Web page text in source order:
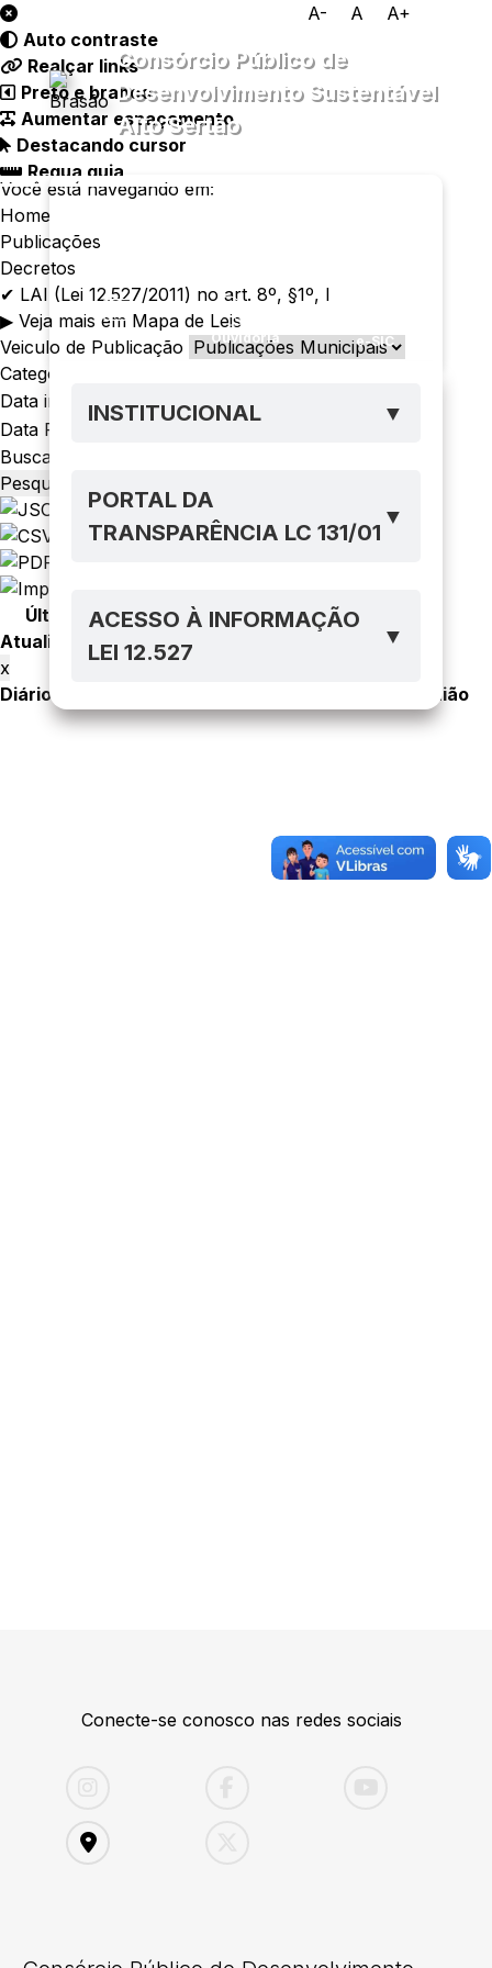
A- A A+
Consórcio Público de
Desenvolvimento Sustentável
Alto Sertão
Menu
Ouvidoria e-SIC
INSTITUCIONAL ▼
PORTAL DA
TRANSPARÊNCIA LC 131/01
▼
ACESSO À INFORMAÇÃO
LEI 12.527
▼
Auto contraste
Realçar links
Preto e branco
Aumentar espaçamento
Destacando cursor
Regua guia
Você está navegando em:
Home
Publicações
Decretos
✔ LAI (Lei 12.527/2011) no art. 8º, §1º, I
▶ Veja mais em Mapa de Leis
Veiculo de Publicação
Categoria
Data inícial
Data Final
Busca
Pesquisar
Última
Atualização
Resumo ArquivoPublicações
x
Diário Própio
Diário União
Conecte-se conosco nas redes sociais